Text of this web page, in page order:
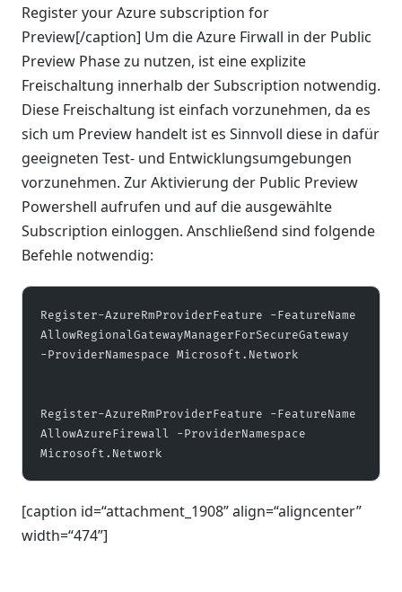
Register your Azure subscription for
Preview[/caption] Um die Azure Firwall in der Public
Preview Phase zu nutzen, ist eine explizite
Freischaltung innerhalb der Subscription notwendig.
Diese Freischaltung ist einfach vorzunehmen, da es
sich um Preview handelt ist es Sinnvoll diese in dafür
geeigneten Test- und Entwicklungsumgebungen
vorzunehmen. Zur Aktivierung der Public Preview
Powershell aufrufen und auf die ausgewählte
Subscription einloggen. Anschließend sind folgende
Befehle notwendig:
Register-AzureRmProviderFeature -FeatureName
AllowRegionalGatewayManagerForSecureGateway
-ProviderNamespace Microsoft.Network
Register-AzureRmProviderFeature -FeatureName
AllowAzureFirewall -ProviderNamespace
Microsoft.Network
[caption id=“attachment_1908” align=“aligncenter”
width=“474”]